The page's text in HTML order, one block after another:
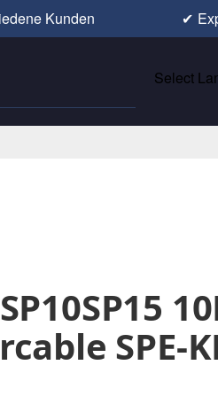
Kunden ✔
Select
SPE-